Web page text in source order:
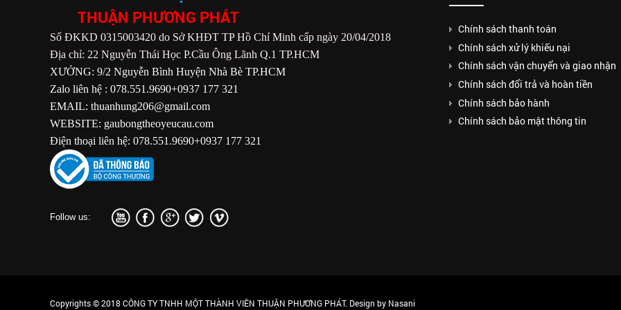
THUẬN PHƯƠNG PHÁT
Số ĐKKD 0315003420 do Sở KHĐT TP Hồ Chí Minh cấp ngày 20/04/2018
Địa chỉ: 22 Nguyễn Thái Học P.Cầu Ông Lãnh Q.1 TP.HCM
XƯỞNG: 9/2 Nguyễn Bình Huyện Nhà Bè TP.HCM
Zalo liên hệ : 078.551.9690+0937 177 321
EMAIL: thuanhung206@gmail.com
WEBSITE: gaubongtheoyeucau.com
Điện thoại liên hệ: 078.551.9690+0937 177 321
Follow us:
Chính sách thanh toán
Chính sách xử lý khiếu nại
Chính sách vận chuyển và giao nhận
Chính sách đổi trả và hoàn tiền
Chính sách bảo hành
Chính sách bảo mật thông tin
Copyrights © 2018 CÔNG TY TNHH MỘT THÀNH VIÊN THUẬN PHƯƠNG PHÁT. Design by Nasani